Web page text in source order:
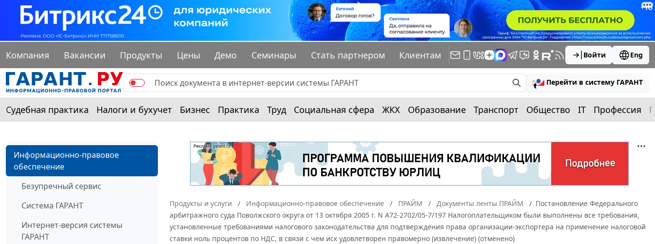
Компания Вакансии Продукты Цены Демо Семинары Стать партнером Клиентам Войти Eng
Перейти в систему ГАРАНТ
Судебная практика Налоги и бухучет Бизнес Практика Труд Социальная сфера ЖКХ Образование Транспорт Общество IT Профессия
Информационно-правовое
обеспечение
Безупречный сервис
Система ГАРАНТ
Интернет-версия системы
ГАРАНТ
Продукты и услуги Информационно-правовое обеспечение ПРАЙМ Документы ленты ПРАЙМ
Постановление Федерального
арбитражного суда Поволжского округа от 13 октября 2005 г. N А72-2702/05-7/197 Налогоплательщиком были выполнены все требования,
установленные требованиями налогового законодательства для подтверждения права организации-экспортера на применение налоговой
ставки ноль процентов по НДС, в связи с чем иск удовлетворен правомерно (извлечение) (отменено)